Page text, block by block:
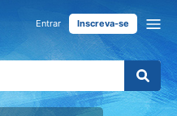
Entrar Inscreva-se